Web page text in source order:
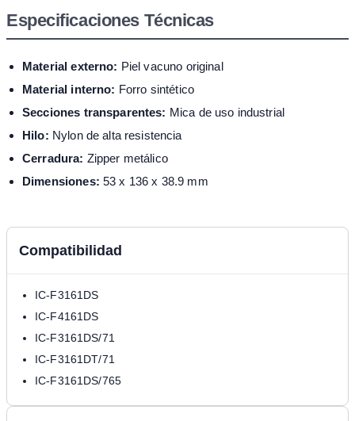
Especificaciones Técnicas
Material externo: Piel vacuno original
Material interno: Forro sintético
Secciones transparentes: Mica de uso industrial
Hilo: Nylon de alta resistencia
Cerradura: Zipper metálico
Dimensiones: 53 x 136 x 38.9 mm
Compatibilidad
IC-F3161DS
IC-F4161DS
IC-F3161DS/71
IC-F3161DT/71
IC-F3161DS/765